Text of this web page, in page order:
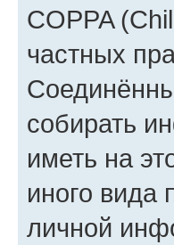
COPPA
частных
собирать
иметь на
иного вида
личной